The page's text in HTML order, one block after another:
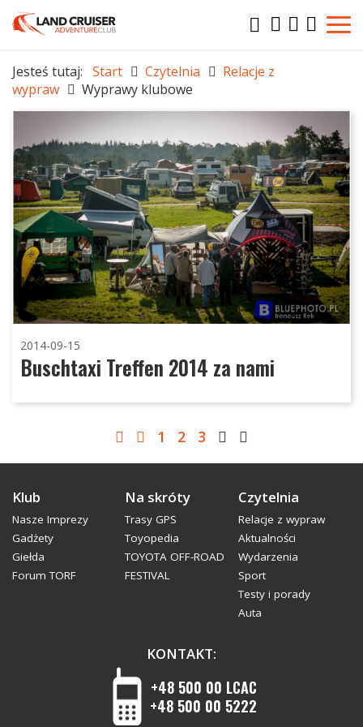
Jesteś tutaj: Start Czytelnia
Relacje z
wypraw
Wyprawy klubowe
2014-09-15
Buschtaxi Treffen 2014 za nami
1 2 3
Klub
Nasze Imprezy
Gadżety
Giełda
Forum TORF
Na skróty
Trasy GPS
Toyopedia
TOYOTA OFF-ROAD
FESTIVAL
Czytelnia
Relacje z wypraw
Aktualności
Wydarzenia
Sport
Testy i porady
Auta
KONTAKT:
+48 500 00 LCAC
+48 500 00 5222